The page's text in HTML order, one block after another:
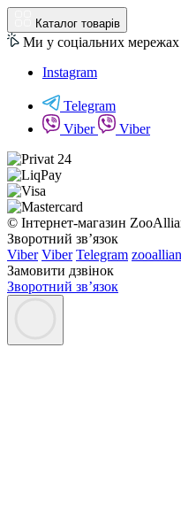
Каталог товарів
Ми у соціальних мережах
Instagram
Telegram
Viber
Viber
© Інтернет-магазин
Зворотний зв’язок
Viber Viber Telegram
Замовити дзвінок
Зворотний зв’язок